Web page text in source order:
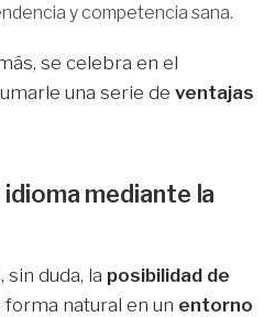
y competencia sana.
se celebra en el
una serie de ventajas
mediante la
sin duda, la posibilidad de
forma natural en un entorno